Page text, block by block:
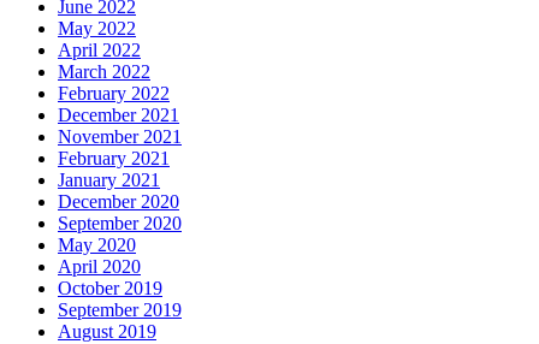
June 2022
May 2022
April 2022
March 2022
February 2022
December 2021
November 2021
February 2021
January 2021
December 2020
September 2020
May 2020
April 2020
October 2019
September 2019
August 2019